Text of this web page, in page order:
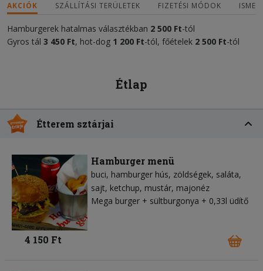
AKCIÓK SZÁLLÍTÁSI TERÜLETEK FIZETÉSI MÓDOK
Hamburgerek hatalmas választékban 2 500 Ft-tól
Gyros tál 3 450 Ft, hot-dog 1 200 Ft-tól, főételek 2 500 Ft-tól
Étlap
Étterem sztárjai
Hamburger menü
buci hamburger hús zöldségek saláta
sajt ketchup mustár majonéz
Mega burger + sültburgonya + 0,33l üdítő
4 150 Ft